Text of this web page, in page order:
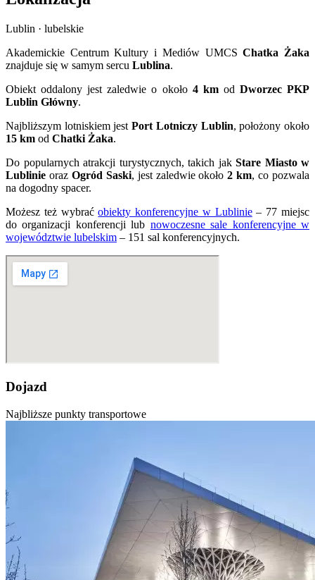
Lublin · lubelskie
Akademickie Centrum Kultury i Mediów UMCSChatka Żaka
znajduje się w samym sercu Lublina.
Obiekt oddalony jest zaledwie o około 4 kmod Dworzec PKP
Lublin Główny.
Najbliższym lotniskiem jestPort Lotniczy Lublin, położony około
15 km od Chatki Żaka.
Do popularnych atrakcji turystycznych, takich jak Stare Miasto w
Lublinie oraz Ogród Saski, jest zaledwie około2 km, co pozwala
na dogodny spacer.
Możesz też wybraćobiekty konferencyjne w Lublinie– 77 miejsc
do organizacji konferencji lub nowoczesne sale konferencyjne w
województwie lubelskim – 151 sal konferencyjnych.
Dojazd
Najbliższe punkty transportowe